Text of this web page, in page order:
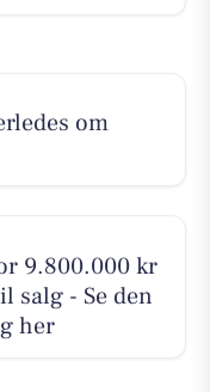
om
9.800.000 kr
salg - Se den
her